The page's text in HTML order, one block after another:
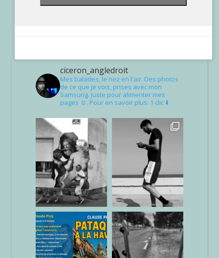
ciceron_angledroit
Mes balades, le nez en l'air. Des photos
de ce que je vois, prises avec mon
Samsung. Juste pour alimenter mes
pages ☺. Pour en savoir plus: 1 clic ⬇️